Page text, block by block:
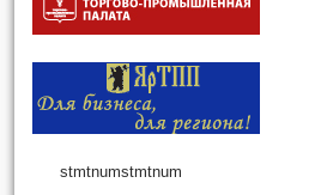
stmtnumstmtnum